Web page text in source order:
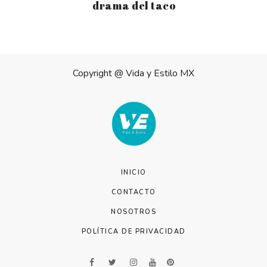
drama del taco
Copyright @ Vida y Estilo MX
INICIO
CONTACTO
NOSOTROS
POLÍTICA DE PRIVACIDAD